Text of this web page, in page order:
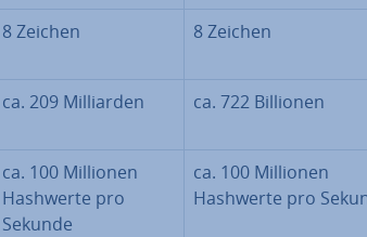
8 Zeichen 8 Zeichen
ca. 209 Mil­li­ar­den ca. 722 Billionen
ca. 100 Millionen
Hashwerte pro
Sekunde
ca. 100 Millionen
Hashwerte pro